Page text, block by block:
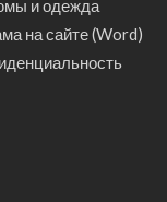
и одежда
на сайте (Word)